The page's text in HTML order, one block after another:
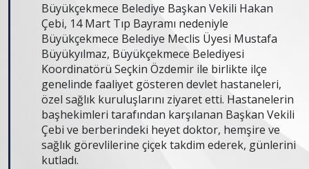
Büyükçekmece Belediye Başkan Vekili Hakan
Çebi, 14 Mart Tıp Bayramı nedeniyle
Büyükçekmece Belediye Meclis Üyesi Mustafa
Büyükyılmaz, Büyükçekmece Belediyesi
Koordinatörü Seçkin Özdemir ile birlikte ilçe
genelinde faaliyet gösteren devlet hastaneleri,
özel sağlık kuruluşlarını ziyaret etti. Hastanelerin
başhekimleri tarafından karşılanan Başkan Vekili
Çebi ve berberindeki heyet doktor, hemşire ve
sağlık görevlilerine çiçek takdim ederek, günlerini
kutladı.